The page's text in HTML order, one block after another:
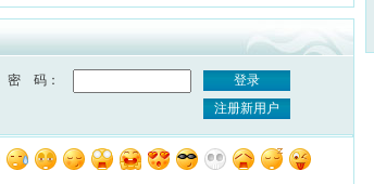
密 码：
登录
注册新用户